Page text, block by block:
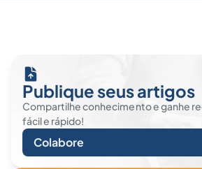
Publique seus artigos
Compartilhe conhecimento e ganhe
fácil e rápido!
Colabore